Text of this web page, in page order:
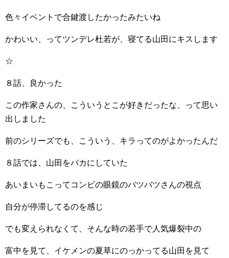
色々イベントで合鍵渡したかったみたいね
かわいい、ってツンデレ杜若が、寝てる山田にキスします
☆
８話、良かった
この作家さんの、こういうとこが好きだったな、って思い
出しました
前のシリーズでも、こういう、キラってのがよかったんだ
８話では、山田をバカにしていた
あいまいもこってコンビの眼鏡のバツバツさんの視点
自分が停滞してるのを感じ
でも変えられなくて、そんな時の若手で人気爆裂中の
富中を見て、イケメンの夏草にのっかってる山田を見て